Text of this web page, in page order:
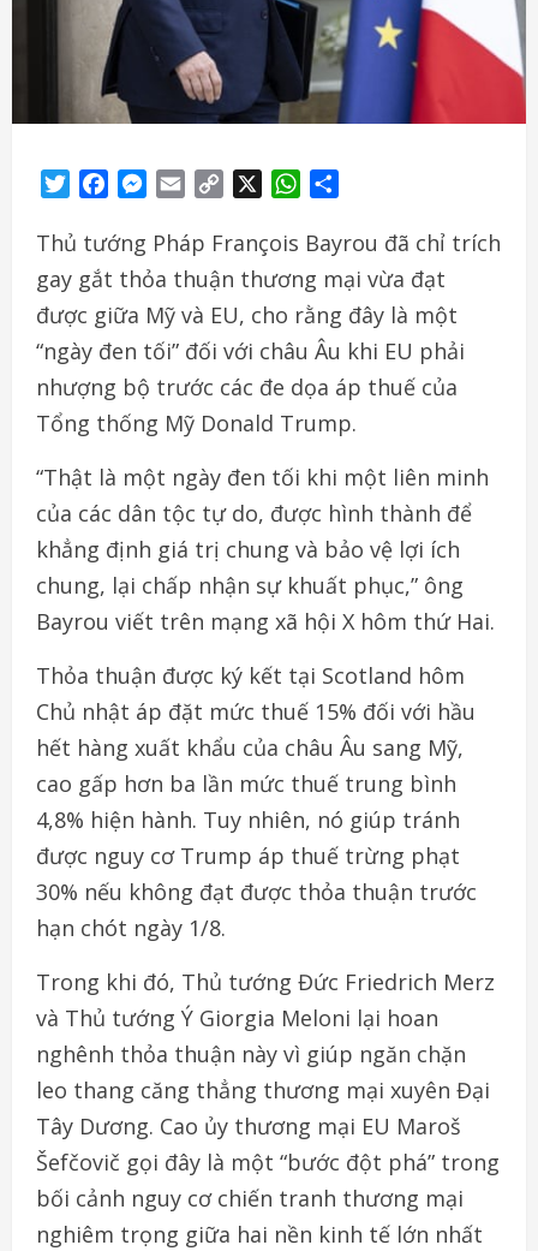
TwitterFacebookMessenger
Email
Copy
WhatsApp
Thủ tướng Pháp François Bayrou đã chỉ trích
gay gắt thỏa thuận thương mại vừa đạt
được giữa Mỹ và EU, cho rằng đây là một
“ngày đen tối” đối với châu Âu khi EU phải
nhượng bộ trước các đe dọa áp thuế của
Tổng thống Mỹ Donald Trump.
“Thật là một ngày đen tối khi một liên minh
của các dân tộc tự do, được hình thành để
khẳng định giá trị chung và bảo vệ lợi ích
chung, lại chấp nhận sự khuất phục,” ông
Bayrou viết trên mạng xã hội X hôm thứ Hai.
Thỏa thuận được ký kết tại Scotland hôm
Chủ nhật áp đặt mức thuế 15% đối với hầu
hết hàng xuất khẩu của châu Âu sang Mỹ,
cao gấp hơn ba lần mức thuế trung bình
4,8% hiện hành. Tuy nhiên, nó giúp tránh
được nguy cơ Trump áp thuế trừng phạt
30% nếu không đạt được thỏa thuận trước
hạn chót ngày 1/8.
Trong khi đó, Thủ tướng Đức Friedrich Merz
và Thủ tướng Ý Giorgia Meloni lại hoan
nghênh thỏa thuận này vì giúp ngăn chặn
leo thang căng thẳng thương mại xuyên Đại
Tây Dương. Cao ủy thương mại EU Maroš
Šefčovič gọi đây là một “bước đột phá” trong
bối cảnh nguy cơ chiến tranh thương mại
nghiêm trọng giữa hai nền kinh tế lớn nhất